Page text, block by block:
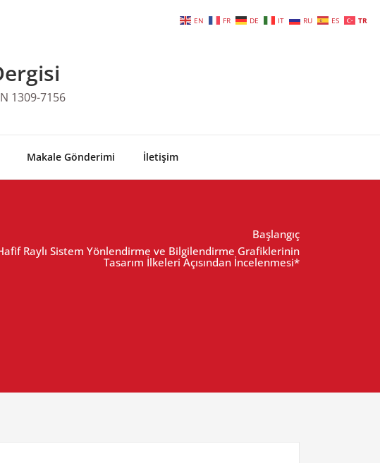
1309-7156
Makale Gönderimi İletişim
Başlangıç
Raylı Sistem Yönlendirme ve Bilgilendirme Grafiklerinin
Tasarım İlkeleri Açısından İncelenmesi*
EN FR DE IT RU ES TR